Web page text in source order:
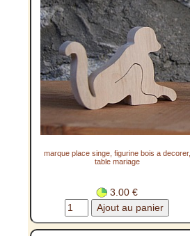
marque place singe, figurine bois a decorer,
table mariage
3.00 €